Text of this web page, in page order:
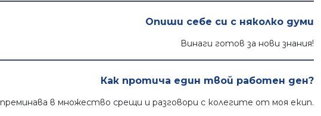
Опиши себе си с няколко думи
Винаги готов за нови знания!
Как протича един твой работен ден?
в множество срещи и разговори с колегите от моя екип.